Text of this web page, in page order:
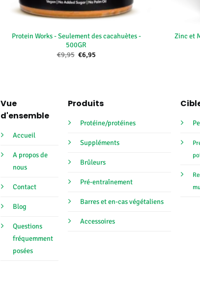
Protein Works - Seulement des cacahuètes -
500GR
€9,95 Le
prix
€6,95Le
Zinc et
Vue
d'ensemble
Accueil
A propos de
nous
Contact
Blog
Questions
fréquemment
posées
Produits
Protéine/protéines
Suppléments
Brûleurs
Pré-entraînement
Barres et en-cas végétaliens
Accessoires